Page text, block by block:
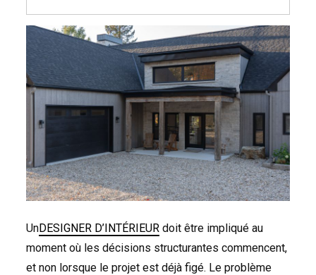
UnDESIGNER D’INTÉRIEUR doit être impliqué au
moment où les décisions structurantes commencent,
et non lorsque le projet est déjà figé. Le problème